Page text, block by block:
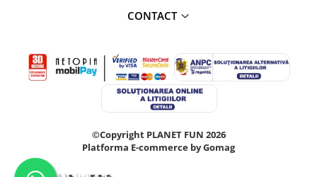
CONTACT
©Copyright PLANET FUN 2026
Platforma E-commerce by Gomag